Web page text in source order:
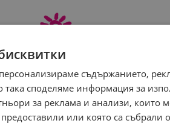
съдържанието,
споделяме информация за
за реклама и анализи, които
или която са събрали
се за бюлетина
-5%отстъпка!